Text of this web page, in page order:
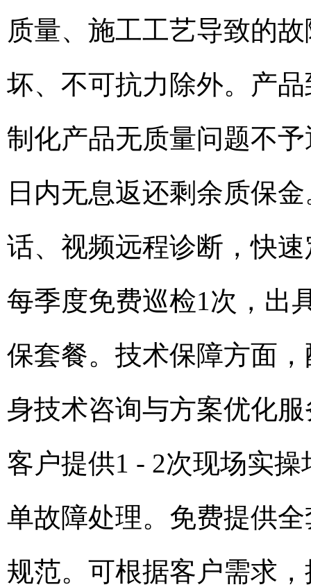
质量、施工工艺导致的
坏、不可抗力除外。产
制化产品无质量问题不
日内无息返还剩余质保
话、视频远程诊断，快
每季度免费巡检1次，出
保套餐。技术保障方面
身技术咨询与方案优化
客户提供1 - 2次现场实
单故障处理。免费提供
规范。可根据客户需求